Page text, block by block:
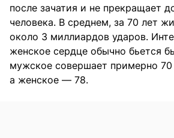
после зачатия и не прекращает
человека. В среднем, за 70 лет
около 3 миллиардов ударов.
женское сердце обычно бьется
мужское совершает примерно 70
а женское — 78.